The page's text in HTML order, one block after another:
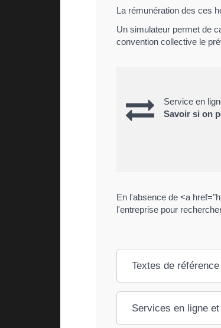
La rémunération des ces
Un simulateur permet de
convention collective le
Service en
Savoir si on
En l'absence de <a
l'entreprise pour
Textes de référence
Services en ligne